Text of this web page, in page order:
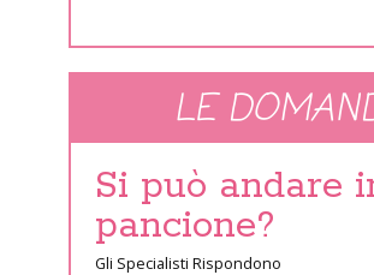
LE
Si può andare
pancione?
Gli Specialisti Rispondono